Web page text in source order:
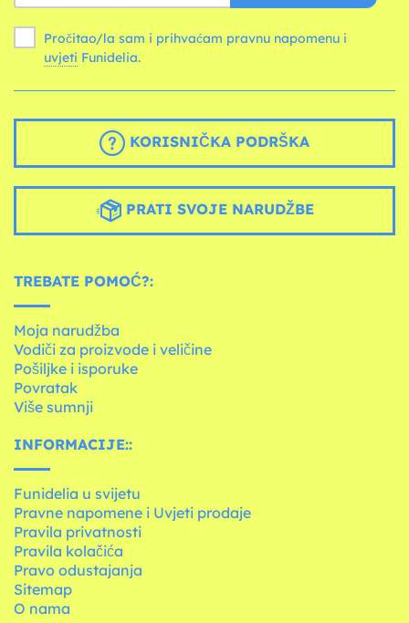
Pročitao/la sam i prihvaćam pravnu napomenu i
uvjeti Funidelia.
KORISNIČKA PODRŠKA
PRATI SVOJE NARUDŽBE
TREBATE POMOĆ?:
Moja narudžba
Vodiči za proizvode i veličine
Pošiljke i isporuke
Povratak
Više sumnji
INFORMACIJE::
Funidelia u svijetu
Pravne napomene i Uvjeti prodaje
Pravila privatnosti
Pravila kolačića
Pravo odustajanja
Sitemap
O nama